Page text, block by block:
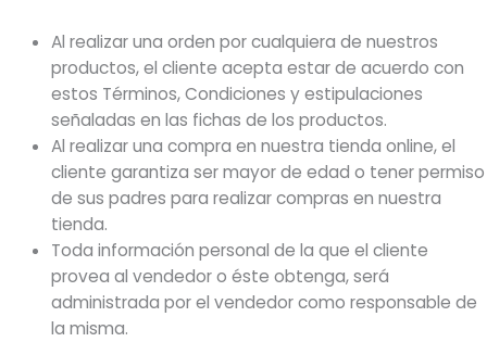
Al realizar una orden por cualquiera de nuestros
productos, el cliente acepta estar de acuerdo con
estos Términos, Condiciones y estipulaciones
señaladas en las fichas de los productos.
Al realizar una compra en nuestra tienda online, el
cliente garantiza ser mayor de edad o tener permiso
de sus padres para realizar compras en nuestra
tienda.
Toda información personal de la que el cliente
provea al vendedor o éste obtenga, será
administrada por el vendedor como responsable de
la misma.